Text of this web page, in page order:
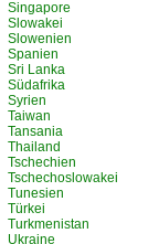
Singapore
Slowakei
Slowenien
Spanien
Sri Lanka
Südafrika
Syrien
Taiwan
Tansania
Thailand
Tschechien
Tschechoslowakei
Tunesien
Türkei
Turkmenistan
Ukraine